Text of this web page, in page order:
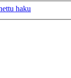
haku